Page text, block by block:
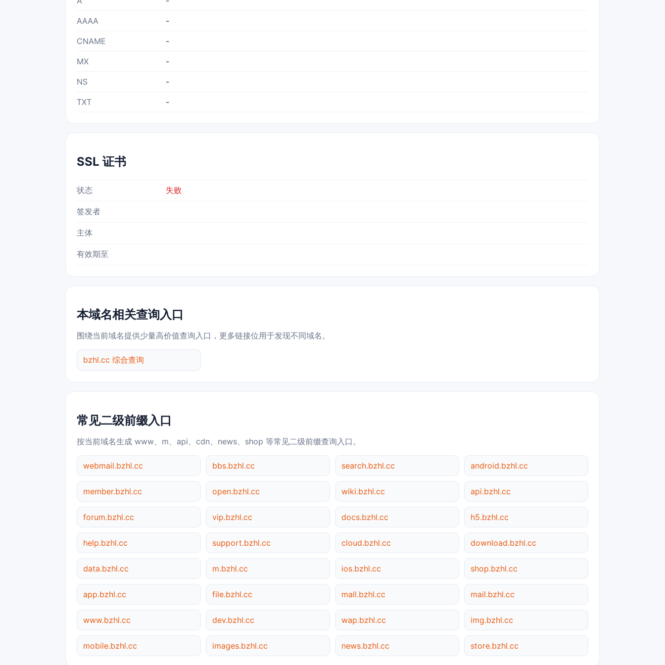
AAAA -
CNAME -
MX -
NS -
TXT -
SSL 证书
状态 失败
签发者
主体
有效期至
本域名相关查询入口
围绕当前域名提供少量高价值查询入口，更多链接位用于发现不同域名。
bzhl.cc 综合查询
常见二级前缀入口
按当前域名生成 www、m、api、cdn、news、shop 等常见二级前缀查询入口。
webmail.bzhl.cc bbs.bzhl.cc search.bzhl.cc android.bzhl.cc
member.bzhl.cc open.bzhl.cc wiki.bzhl.cc api.bzhl.cc
forum.bzhl.cc vip.bzhl.cc docs.bzhl.cc h5.bzhl.cc
help.bzhl.cc support.bzhl.cc cloud.bzhl.cc download.bzhl.cc
data.bzhl.cc m.bzhl.cc ios.bzhl.cc shop.bzhl.cc
app.bzhl.cc file.bzhl.cc mall.bzhl.cc mail.bzhl.cc
www.bzhl.cc dev.bzhl.cc wap.bzhl.cc img.bzhl.cc
mobile.bzhl.cc images.bzhl.cc news.bzhl.cc store.bzhl.cc